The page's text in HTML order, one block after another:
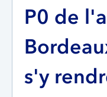
P0 de
s'y